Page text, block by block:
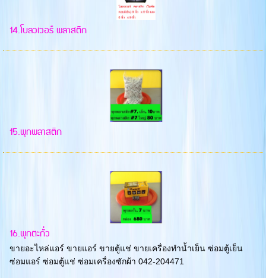
14.โบลวเวอร์ พลาสติก
15.พุกพลาสติก
16.พุกตะกั่ว
ขายอะไหล่แอร์ ขายแอร์ ขายตู้แช่ ขายเครื่องทำน้ำเย็น ซ่อมตู้เย็น
ซ่อมแอร์ ซ่อมตู้แช่ ซ่อมเครื่องซักผ้า 042-204471